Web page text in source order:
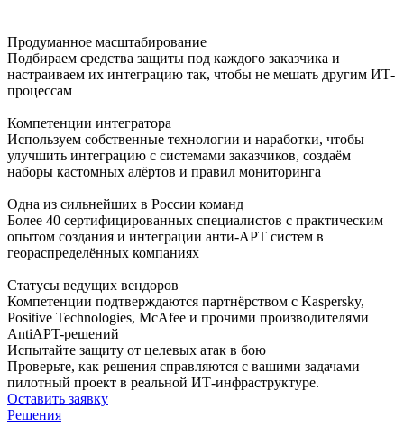
Продуманное масштабирование
Подбираем средства защиты под каждого заказчика и
настраиваем их интеграцию так, чтобы не мешать другим ИТ-
процессам
Компетенции интегратора
Используем собственные технологии и наработки, чтобы
улучшить интеграцию с системами заказчиков, создаём
наборы кастомных алёртов и правил мониторинга
Одна из сильнейших в России команд
Более 40 сертифицированных специалистов с практическим
опытом создания и интеграции анти-APT систем в
геораспределённых компаниях
Статусы ведущих вендоров
Компетенции подтверждаются партнёрством с Kaspersky,
Positive Technologies, McAfee и прочими производителями
AntiAPT-решений
Испытайте защиту от целевых атак в бою
Проверьте, как решения справляются с вашими задачами –
пилотный проект в реальной ИТ-инфраструктуре.
Оставить заявку
Решения